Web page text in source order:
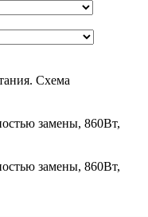
Схема
замены, 860Вт,
замены, 860Вт,